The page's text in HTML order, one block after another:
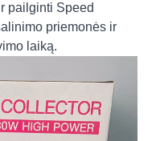
pailginti Speed
priemonės ir
laiką.